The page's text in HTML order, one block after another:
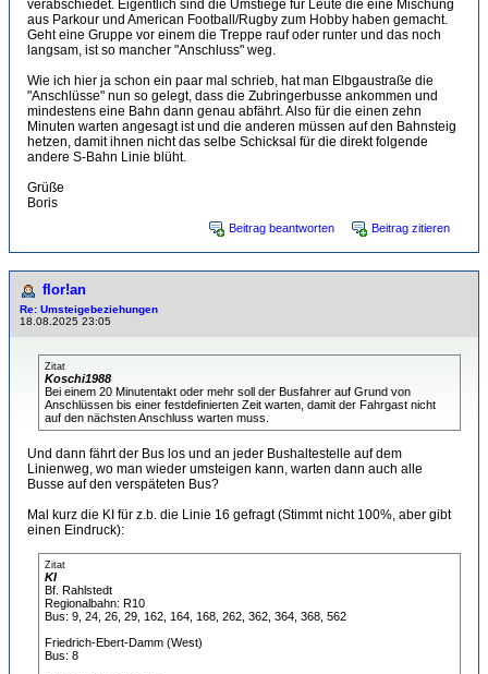
verabschiedet. Eigentlich sind die Umstiege für Leute die eine Mischung
aus Parkour und American Football/Rugby zum Hobby haben gemacht.
Geht eine Gruppe vor einem die Treppe rauf oder runter und das noch
langsam, ist so mancher "Anschluss" weg.
Wie ich hier ja schon ein paar mal schrieb, hat man Elbgaustraße die
"Anschlüsse" nun so gelegt, dass die Zubringerbusse ankommen und
mindestens eine Bahn dann genau abfährt. Also für die einen zehn
Minuten warten angesagt ist und die anderen müssen auf den Bahnsteig
hetzen, damit ihnen nicht das selbe Schicksal für die direkt folgende
andere S-Bahn Linie blüht.
Grüße
Boris
Beitrag beantworten Beitrag zitieren
flor!an
Re: Umsteigebeziehungen
18.08.2025 23:05
Zitat
Koschi1988
Bei einem 20 Minutentakt oder mehr soll der Busfahrer auf Grund von
Anschlüssen bis einer festdefinierten Zeit warten, damit der Fahrgast nicht
auf den nächsten Anschluss warten muss.
Und dann fährt der Bus los und an jeder Bushaltestelle auf dem
Linienweg, wo man wieder umsteigen kann, warten dann auch alle
Busse auf den verspäteten Bus?
Mal kurz die KI für z.b. die Linie 16 gefragt (Stimmt nicht 100%, aber gibt
einen Eindruck):
Zitat
KI
Bf. Rahlstedt
Regionalbahn: R10
Bus: 9, 24, 26, 29, 162, 164, 168, 262, 362, 364, 368, 562
Friedrich-Ebert-Damm (West)
Bus: 8